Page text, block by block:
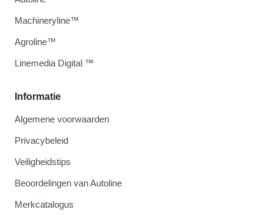
Informatie
Algemene voorwaarden
Privacybeleid
Veiligheidstips
Beoordelingen van Autoline
Merkcatalogus
Machineryline™
Agroline™
Linemedia Digital ™